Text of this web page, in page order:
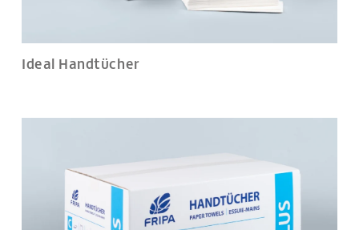
Ideal Handtücher